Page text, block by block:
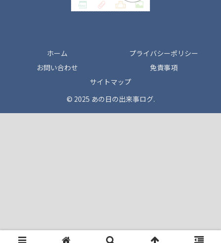
ホーム
プライバシーポリシー
お問い合わせ
免責事項
サイトマップ
© 2025 あの日の出来事ログ.